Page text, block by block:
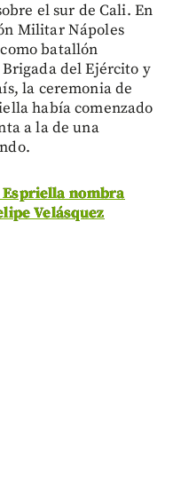
el sur de Cali. En
Militar Nápoles
batallón
del Ejército y
la ceremonia de
había comenzado
a la de una
Espriella nombra
Velásquez